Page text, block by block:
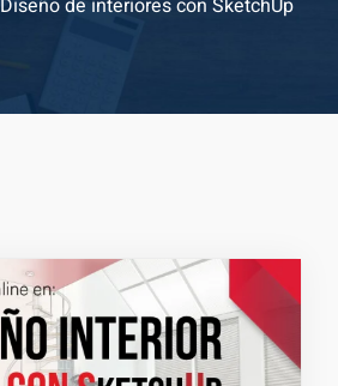
Diseño de interiores con SketchUp